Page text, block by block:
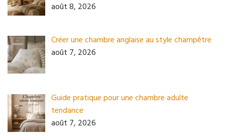
août 8, 2026
Créer une chambre anglaise au style champêtre
août 7, 2026
Guide pratique pour une chambre adulte
tendance
août 7, 2026